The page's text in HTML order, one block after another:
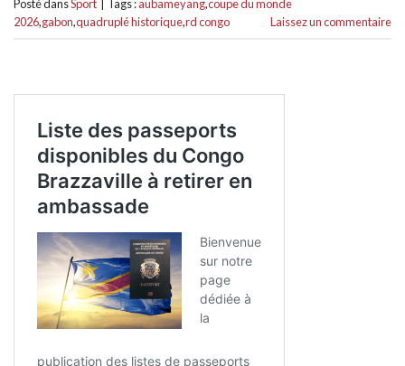
Posté dansSport Tags :aubameyang,coupe du monde
2026,gabon,quadruplé historique,rd congo Laissez un commentaire